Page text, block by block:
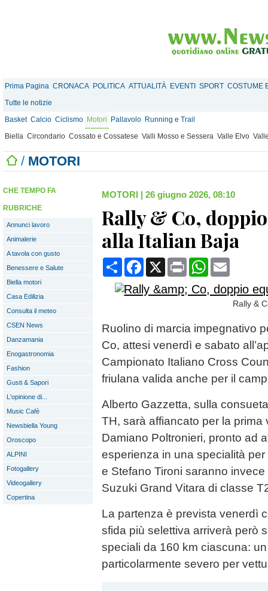
Prima Pagina CRONACA POLITICA ATTUALITÀ EVENTI SPORT COSTUME
Tutte le notizie
Basket Calcio Ciclismo Motori Pallavolo Running e Trail
Biella Circondario Cossato e Cossatese Valli Mosso e Sessera Valle Elvo
/ MOTORI
CHE TEMPO FA
RUBRICHE
Annunci lavoro
Animalerie
A tavola con gusto
Benessere e Salute
Biella motori
Casa Edilizia
Consulta il meteo
CSEN News
Danzamania
Enogastronomia
Fashion
Gusti & Sapori
L'opinione di...
Music Cafè
Newsbiella Young
Oroscopo
ALPINI
Fotogallery
Videogallery
Copertina
MOTORI | 26 giugno 2026, 08:10
Rally & Co,
alla Italian Baja
CondividiFacebook
X Print WhatsApp
Rally &
Ruolino di marcia impegnativo
Co, attesi venerdì e sabato
Campionato Italiano Cross
friulana valida anche per il
Alberto Gazzetta, sulla
TH, sarà affiancato per la prima
Damiano Poltronieri, pronto ad
esperienza in una specialità
e Stefano Tironi saranno
Suzuki Grand Vitara di classe
La partenza è prevista venerdì
sfida più selettiva arriverà però
speciali da 160 km ciascuna:
particolarmente severo per